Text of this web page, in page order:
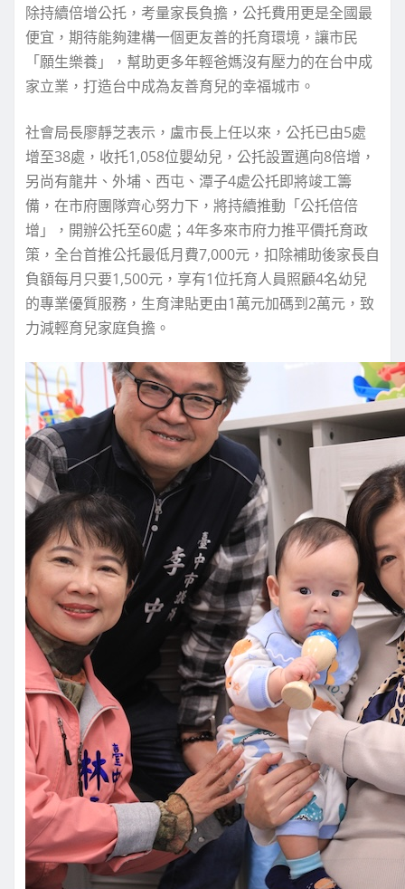
除持續倍增公托，考量家長負擔，公托費用更是全國最
便宜，期待能夠建構一個更友善的托育環境，讓市民
「願生樂養」，幫助更多年輕爸媽沒有壓力的在台中成
家立業，打造台中成為友善育兒的幸福城市。
社會局長廖靜芝表示，盧市長上任以來，公托已由5處
增至38處，收托1,058位嬰幼兒，公托設置邁向8倍增，
另尚有龍井、外埔、西屯、潭子4處公托即將竣工籌
備，在市府團隊齊心努力下，將持續推動「公托倍倍
增」，開辦公托至60處；4年多來市府力推平價托育政
策，全台首推公托最低月費7,000元，扣除補助後家長自
負額每月只要1,500元，享有1位托育人員照顧4名幼兒
的專業優質服務，生育津貼更由1萬元加碼到2萬元，致
力減輕育兒家庭負擔。